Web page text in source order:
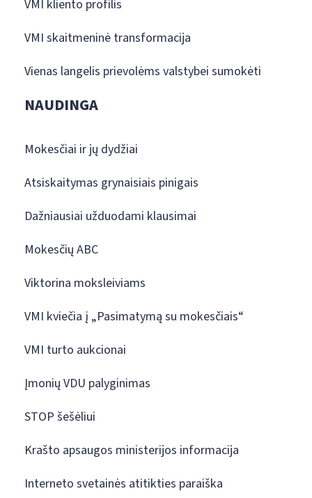
VMI kliento profilis
VMI skaitmeninė transformacija
Vienas langelis prievolėms valstybei sumokėti
NAUDINGA
Mokesčiai ir jų dydžiai
Atsiskaitymas grynaisiais pinigais
Dažniausiai užduodami klausimai
Mokesčių ABC
Viktorina moksleiviams
VMI kviečia į „Pasimatymą su mokesčiais“
VMI turto aukcionai
Įmonių VDU palyginimas
STOP šešėliui
Krašto apsaugos ministerijos informacija
Interneto svetainės atitikties paraiška